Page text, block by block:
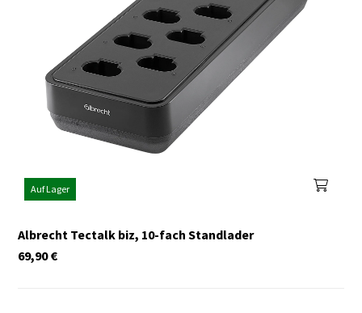
Auf Lager
Albrecht Tectalk biz, 10-fach Standlader
€
69,90